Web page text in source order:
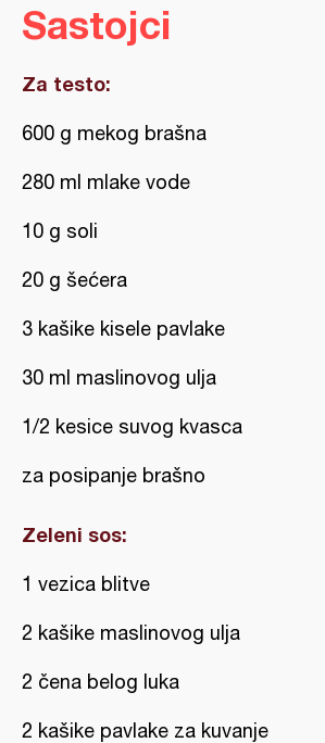
Sastojci
Za testo:
600 g mekog brašna
280 ml mlake vode
10 g soli
20 g šećera
3 kašike kisele pavlake
30 ml maslinovog ulja
1/2 kesice suvog kvasca
za posipanje brašno
Zeleni sos:
1 vezica blitve
2 kašike maslinovog ulja
2 čena belog luka
2 kašike pavlake za kuvanje